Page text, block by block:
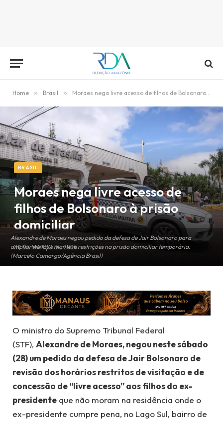
Home » Brasil » Moraes nega livre acesso de filhos de Bolsonaro à prisão domiciliar
Alexandre de Moraes negou pedido da defesa de Jair Bolsonaro para
ampliar visitas e manteve restrições na prisão domiciliar temporária.
(Marcelo Camargo/Agência Brasil)
BRASIL
Moraes nega livre acesso de
filhos de Bolsonaro à prisão
domiciliar
30 DE MARÇO DE 2026
O ministro do Supremo Tribunal Federal
(STF), Alexandre de Moraes, negou neste sábado
(28) um pedido da defesa de Jair Bolsonaro de
revisão dos horários restritos de visitação e de
concessão de “livre acesso” aos filhos do ex-
presidente que não moram na residência onde o
ex-presidente cumpre pena, no Lago Sul, bairro de